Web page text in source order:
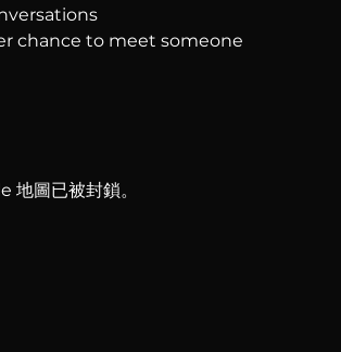
chance to meet someone
圖已被封鎖。